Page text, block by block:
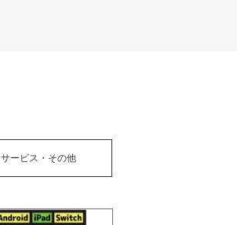
サービス・その他